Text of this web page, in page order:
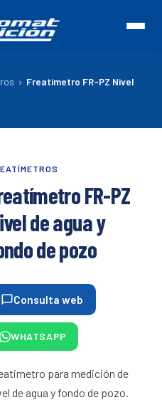
› Freatímetro FR-PZ Nivel
FR-PZ
de agua y
de pozo
Consulta web
WHATSAPP
para medición de
de agua y fondo de pozo.